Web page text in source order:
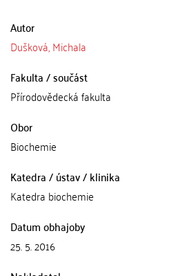
Autor
Dušková, Michala
Fakulta / součást
Přírodovědecká fakulta
Obor
Biochemie
Katedra / ústav / klinika
Katedra biochemie
Datum obhajoby
25. 5. 2016